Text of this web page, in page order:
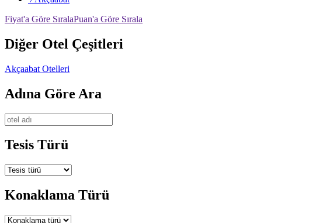
Fiyat'a Göre SıralaPuan'a Göre Sırala
Diğer Otel Çeşitleri
Akçaabat Otelleri
Adına Göre Ara
Tesis Türü
Konaklama Türü